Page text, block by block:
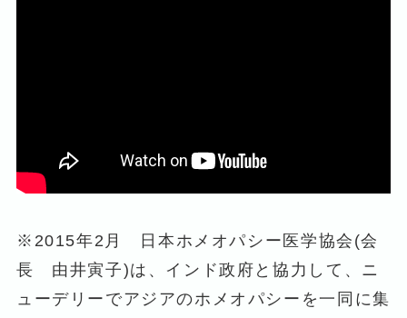
※2015年2月 日本ホメオパシー医学協会(会
長 由井寅子)は、インド政府と協力して、ニ
ューデリーでアジアのホメオパシーを一同に集